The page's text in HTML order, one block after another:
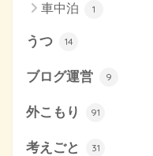
車中泊 1
うつ 14
ブログ運営 9
外こもり 91
考えごと 31